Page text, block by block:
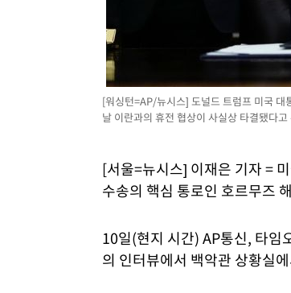
[워싱턴=AP/뉴시스] 도널드 트럼프 미국 대
날 이란과의 휴전 협상이 사실상 타결됐다
[서울=뉴시스] 이재은 기자 =
수송의 핵심 통로인 호르무즈
10일(현지 시간) AP통신, 타임
의 인터뷰에서 백악관 상황실